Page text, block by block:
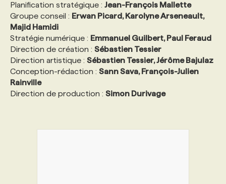
Planification stratégique : Jean-François Mallette
Groupe conseil : Erwan Picard, Karolyne Arseneault,
Majid Hamidi
Stratégie numérique : Emmanuel Guilbert, Paul Feraud
Direction de création : Sébastien Tessier
Direction artistique : Sébastien Tessier, Jérôme Bajulaz
Conception-rédaction : Sann Sava, François-Julien
Rainville
Direction de production : Simon Durivage